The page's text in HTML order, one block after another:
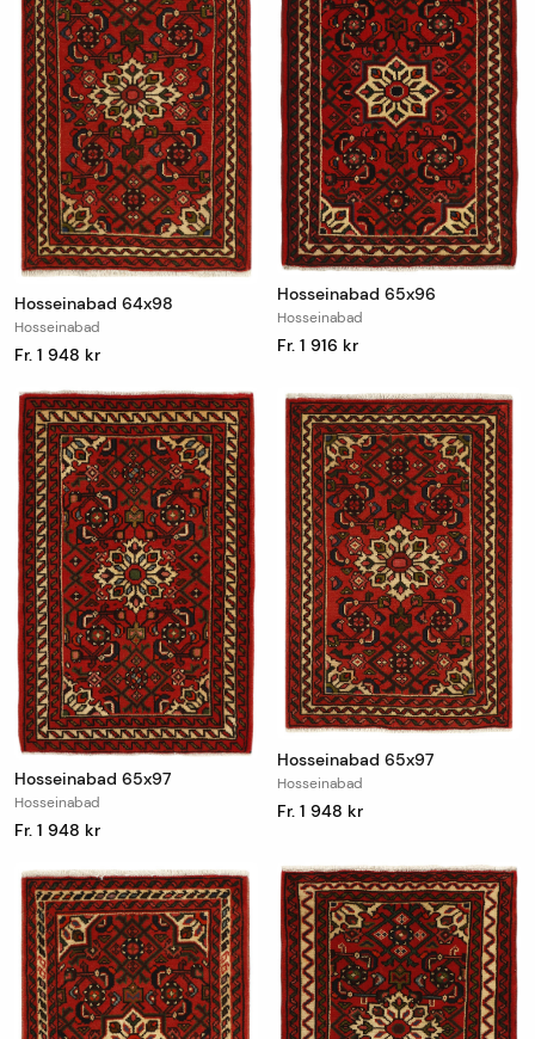
Hosseinabad 64x98
Hosseinabad
Fr. 1 948 kr
Hosseinabad 65x96
Hosseinabad
Fr. 1 916 kr
Hosseinabad 65x97
Hosseinabad
Fr. 1 948 kr
Hosseinabad 65x97
Hosseinabad
Fr. 1 948 kr